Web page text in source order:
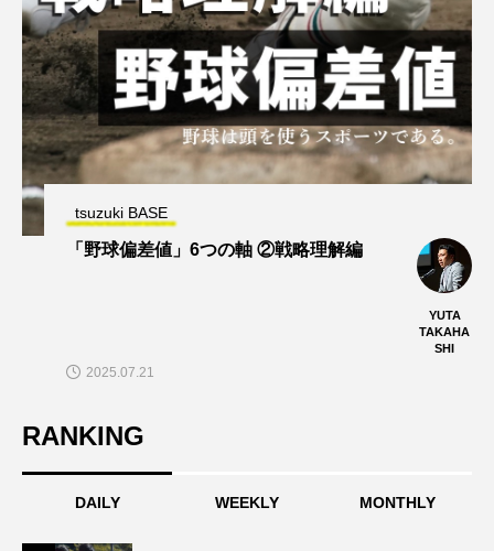
tsuzuki BASE
「野球偏差値」6つの軸 ②戦略理解編
YUTA
TAKAHA
SHI
2025.07.21
RANKING
DAILY WEEKLY MONTHLY